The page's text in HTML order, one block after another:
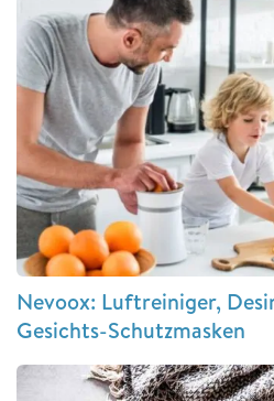
Nevoox: Luftreiniger,
Gesichts-Schutzmasken